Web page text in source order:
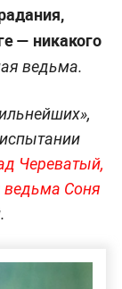
— никакого
ведьма.
Череватый,
ведьма Соня